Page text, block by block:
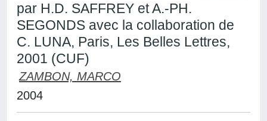
par H.D. SAFFREY et A.-PH.
SEGONDS avec la collaboration de
C. LUNA, Paris, Les Belles Lettres,
2001 (CUF)
ZAMBON, MARCO
2004